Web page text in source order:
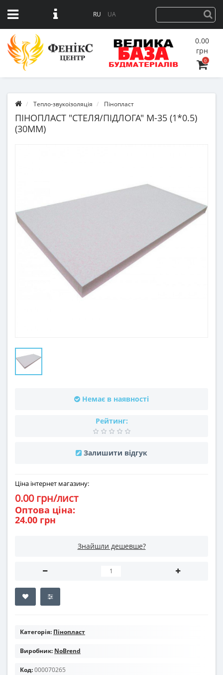
RU UA
0.00
грн
0
Тепло-звукоізоляція Пінопласт
ПІНОПЛАСТ "СТЕЛЯ/ПІДЛОГА" М-35 (1*0.5)
(30ММ)
Немає в наявності
Рейтинг:
Залишити відгук
Ціна інтернет магазину:
0.00 грн/лист
Оптова ціна:
24.00 грн
Знайшли дешевше?
Категорія: Пінопласт
Виробник: NoBrend
Код:000070265